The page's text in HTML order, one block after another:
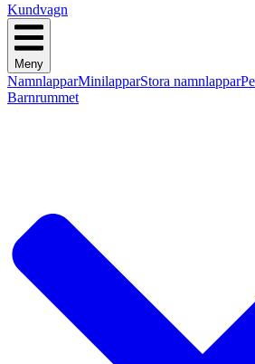
Kundvagn
Meny
NamnlapparMinilapparStora namnlappar
Barnrummet